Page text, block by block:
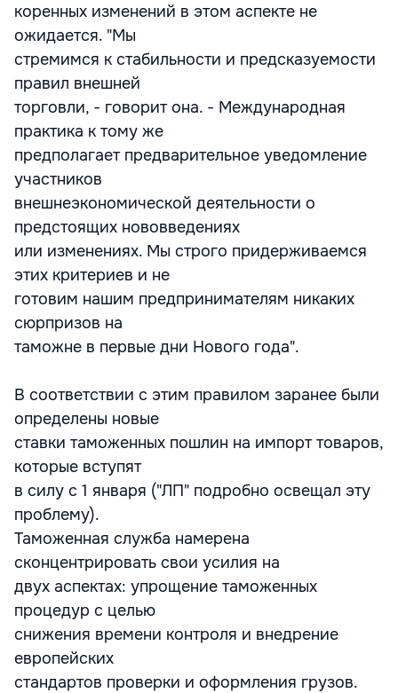
коренных изменений в этом аспекте не
ожидается. "Мы
стремимся к стабильности и предсказуемости
правил внешней
торговли, - говорит она. - Международная
практика к тому же
предполагает предварительное уведомление
участников
внешнеэкономической деятельности о
предстоящих нововведениях
или изменениях. Мы строго придерживаемся
этих критериев и не
готовим нашим предпринимателям никаких
сюрпризов на
таможне в первые дни Нового года".
В соответствии с этим правилом заранее были
определены новые
ставки таможенных пошлин на импорт товаров,
которые вступят
в силу с 1 января ("ЛП" подробно освещал эту
проблему).
Таможенная служба намерена
сконцентрировать свои усилия на
двух аспектах: упрощение таможенных
процедур с целью
снижения времени контроля и внедрение
европейских
стандартов проверки и оформления грузов.